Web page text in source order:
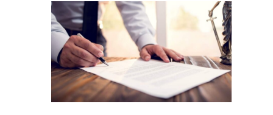
separats a residir a la
mateixa localitat que els
seus fills
Description
Obliguen uns pares
separats a residir a la
mateixa localitat que els
seus fills